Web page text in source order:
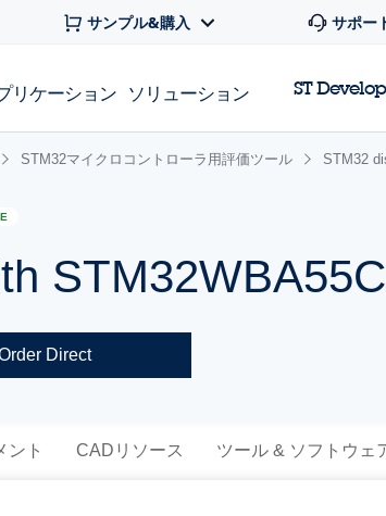
サンプル&購入 サポー
リケーション ソリューション ST
STM32マイクロコントローラ用評価ツール STM32
Direct
ント CADリソース ツール & ソフトウェ